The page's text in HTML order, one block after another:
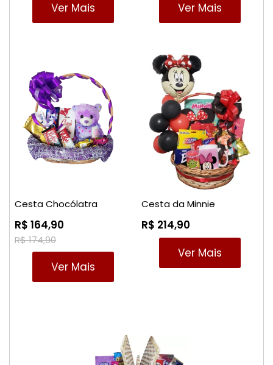
Ver Mais
Ver Mais
Cesta Chocólatra
R$ 164,90
R$ 174,90
Ver Mais
Cesta da Minnie
R$ 214,90
Ver Mais